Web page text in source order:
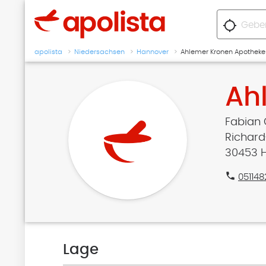
location_searching
apolista Niedersachsen Hannover Ahlemer Kronen Apotheke
Fabian
30453
phone
Lage